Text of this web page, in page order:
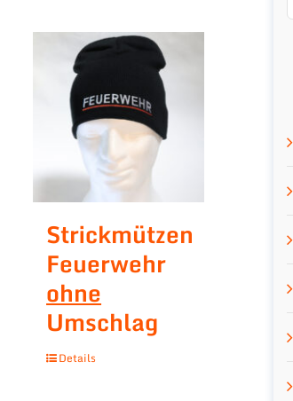
Strickmützen
Feuerwehr
ohne
Umschlag
Details